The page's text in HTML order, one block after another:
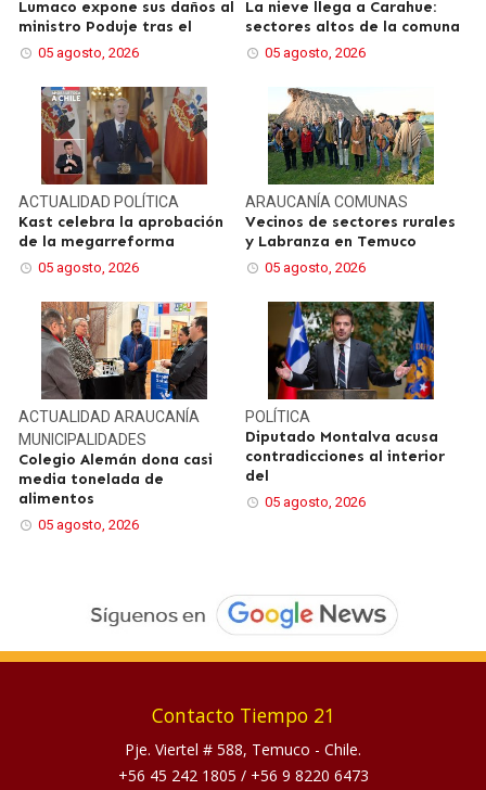
Lumaco expone sus daños al
ministro Poduje tras el
05 agosto, 2026
La nieve llega a Carahue:
sectores altos de la comuna
05 agosto, 2026
ACTUALIDAD POLÍTICA
Kast celebra la aprobación
de la megarreforma
05 agosto, 2026
ARAUCANÍA COMUNAS
Vecinos de sectores rurales
y Labranza en Temuco
05 agosto, 2026
ACTUALIDADARAUCANÍA
MUNICIPALIDADES
Colegio Alemán dona casi
media tonelada de
alimentos
05 agosto, 2026
POLÍTICA
Diputado Montalva acusa
contradicciones al interior
del
05 agosto, 2026
Contacto Tiempo 21
Pje. Viertel # 588, Temuco - Chile.
+56 45 242 1805 / +56 9 8220 6473